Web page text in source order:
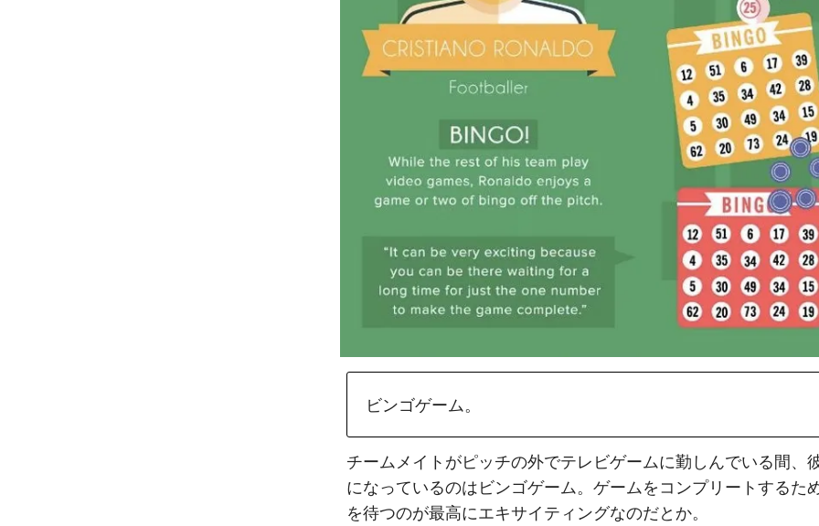
ビンゴゲーム。
チームメイトがピッチの外でテレビゲームに勤しんでいる間、
になっているのはビンゴゲーム。ゲームをコンプリートするた
を待つのが最高にエキサイティングなのだとか。